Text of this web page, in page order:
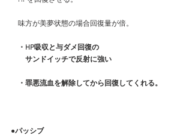
味方が美夢状態の場合回復量が倍。
・HP吸収と与ダメ回復の
サンドイッチで反射に強い
・罪悪流血を解除してから回復してくれる。
●パッシブ